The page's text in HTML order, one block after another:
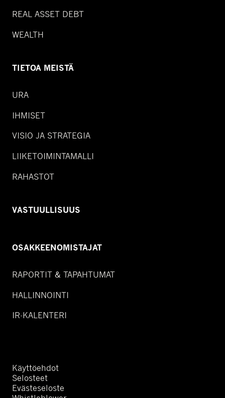
REAL ASSET DEBT
WEALTH
TIETOA MEISTÄ
URA
IHMISET
VISIO JA STRATEGIA
LIIKETOIMINTAMALLI
RAHASTOT
VASTUULLISUUS
OSAKKEENOMISTAJAT
RAPORTIT & TAPAHTUMAT
HALLINNOINTI
IR-KALENTERI
Käyttöehdot
Selosteet
Evästeseloste